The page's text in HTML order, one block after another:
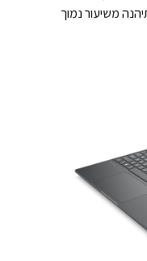
משיעור נמוך